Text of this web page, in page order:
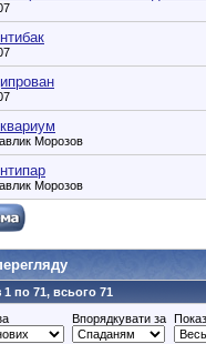
Морозов
Морозов
1 по 71, всього 71
Впорядкувати за